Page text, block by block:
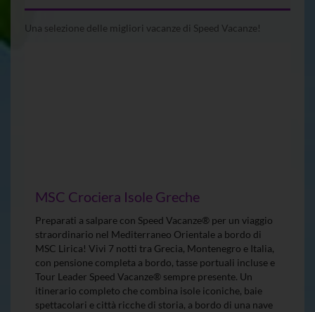
Una selezione delle migliori vacanze di Speed Vacanze!
MSC Crociera Isole Greche
Preparati a salpare con Speed Vacanze® per un viaggio
straordinario nel Mediterraneo Orientale a bordo di
MSC Lirica! Vivi 7 notti tra Grecia, Montenegro e Italia,
con pensione completa a bordo, tasse portuali incluse e
Tour Leader Speed Vacanze® sempre presente. Un
itinerario completo che combina isole iconiche, baie
spettacolari e città ricche di storia, a bordo di una nave